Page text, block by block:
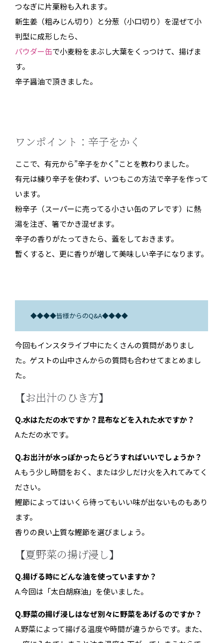
つなぎに片栗粉も入れます。
新生姜（粗みじん切り）と分葱（小口切り）を混ぜて小
判型に成形したら、
パウダー缶で小麦粉をまぶし大葉をくっつけて、揚げま
す。
辛子醤油で頂きました。
ワンポイント：辛子をかく
ここで、有元から”辛子をかく”ことを教わりました。
有元は練り辛子を使わず、いつもこの方法で辛子を作って
います。
粉辛子（スーパーに売ってる小さい缶のアレです）に熱
湯を注ぎ、箸でかき混ぜます。
辛子の香りがたってきたら、蓋をしておきます。
暫くすると、更に香りが増して美味しい辛子になります。
◆◆◆◆皆様からのQ&A◆◆◆◆
今回もインスタライブ中にたくさんの質問がありまし
た。ゲストの山中さんからの質問も合わせてまとめまし
た。
【お出汁のひき方】
Q.水はただの水ですか？昆布などを入れた水ですか？
A.ただの水です。
Q.お出汁が水っぽかったらどうすればいいでしょうか？
A.もう少し時間をおく、または少しだけ火を入れてみてく
ださい。
鰹節によってはいくら待ってもいい味が出ないものもあり
ます。
香りの良い上質な鰹節を選びましょう。
【夏野菜の揚げ浸し】
Q.揚げる時にどんな油を使っていますか？
A.今回は「太白胡麻油」を使いました。
Q.野菜の揚げ浸しはなぜ別々に野菜をあげるのですか？
A.野菜によって揚げる温度や時間が違うからです。また、